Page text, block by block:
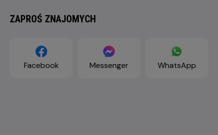
ZAPROŚ ZNAJOMYCH
Facebook Messenger WhatsApp